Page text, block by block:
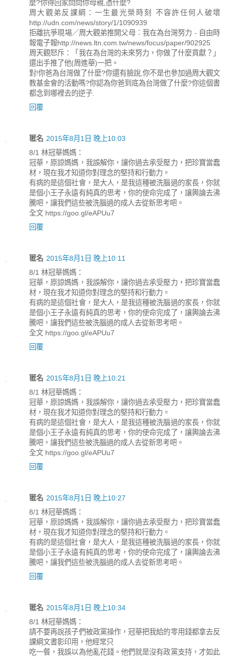
麼?你得回家問問你母親,憑什麼?
周大觀弟反課綱：一生最光榮時刻 不容許任何人破壞
http://udn.com/news/story/1/1090939
拒離抗爭現場／周大觀弟推開父母︰我在為台灣努力 - 自由時
報電子報http://news.ltn.com.tw/news/focus/paper/902925
周天觀怒斥：「我在為台灣的未來努力，你做了什麼貢獻？」
還出手推了他(周進華)一把。
對!你爸為台灣做了什麼?你還有臉說,你不是也參加過周大觀文
教基金會的活動嗎?你認為你爸到底為台灣做了什麼?你這個書
都念到哪裡去的逆子.
回覆
匿名 2015年8月1日 晚上10:03
8/1 林冠華媽媽：
冠華，原諒媽媽，我誤解你，讓你過去承受壓力，把珍寶當蠢
材，現在我才知道你對理念的堅持和行動力。
有病的是這個社會，是大人，是我這種被洗腦過的家長，你就
是個小王子永遠有純真的思考，你的使命完成了，讓輿論去沸
騰吧，讓我們這些被洗腦過的成人去從新思考吧。
全文 https://goo.gl/eAPUu7
回覆
匿名 2015年8月1日 晚上10:11
8/1 林冠華媽媽：
冠華，原諒媽媽，我誤解你，讓你過去承受壓力，把珍寶當蠢
材，現在我才知道你對理念的堅持和行動力。
有病的是這個社會，是大人，是我這種被洗腦過的家長，你就
是個小王子永遠有純真的思考，你的使命完成了，讓輿論去沸
騰吧，讓我們這些被洗腦過的成人去從新思考吧。
全文 https://goo.gl/eAPUu7
回覆
匿名 2015年8月1日 晚上10:21
8/1 林冠華媽媽：
冠華，原諒媽媽，我誤解你，讓你過去承受壓力，把珍寶當蠢
材，現在我才知道你對理念的堅持和行動力。
有病的是這個社會，是大人，是我這種被洗腦過的家長，你就
是個小王子永遠有純真的思考，你的使命完成了，讓輿論去沸
騰吧，讓我們這些被洗腦過的成人去從新思考吧。
全文 https://goo.gl/eAPUu7
回覆
匿名 2015年8月1日 晚上10:27
8/1 林冠華媽媽：
冠華，原諒媽媽，我誤解你，讓你過去承受壓力，把珍寶當蠢
材，現在我才知道你對理念的堅持和行動力。
有病的是這個社會，是大人，是我這種被洗腦過的家長，你就
是個小王子永遠有純真的思考，你的使命完成了，讓輿論去沸
騰吧，讓我們這些被洗腦過的成人去從新思考吧。
回覆
匿名 2015年8月1日 晚上10:34
8/1 林冠華媽媽：
請不要再說孩子們被政黨操作，冠華把我給的零用錢都拿去反
課綱文書影印用，他經常只
吃一餐，我誤以為他亂花錢。他們就是沒有政黨支持，才如此